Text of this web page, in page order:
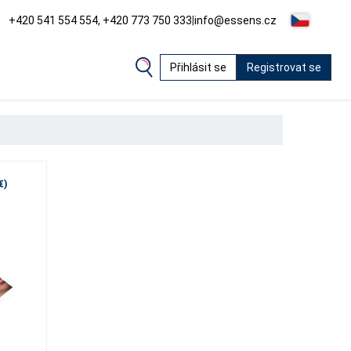
+420 541 554 554, +420 773 750 333|info@essens.cz
Přihlásit se Registrovat se